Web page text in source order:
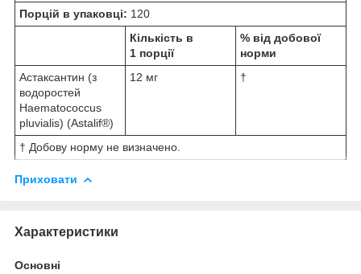
Порцій в упаковці: 120
Кількість в
1 порції
% від добової
норми
Астаксантин (з
водоростей
Haematococcus
pluvialis) (Astalif®)
12 мг †
† Добову норму не визначено.
Приховати
Характеристики
Основні